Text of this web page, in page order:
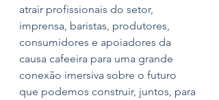
atrair profissionais do setor,
imprensa, baristas, produtores,
consumidores e apoiadores da
causa cafeeira para uma grande
conexão imersiva sobre o futuro
que podemos construir, juntos, para